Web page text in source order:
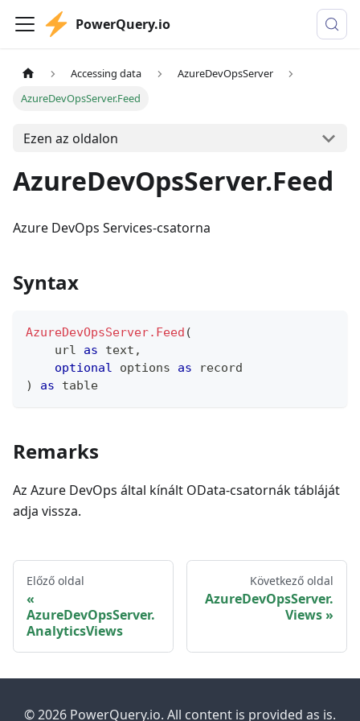
PowerQuery.io
Accessing data
AzureDevOpsServer
AzureDevOpsServer.Feed
Ezen az oldalon
AzureDevOpsServer.Feed
Azure DevOps Services-csatorna
Syntax
AzureDevOpsServer.Feed (
    url
as text ,
optional options as
record
)
as table
Remarks
Az Azure DevOps által kínált OData-csatornák tábláját
adja vissza.
Előző oldal
AzureDevOpsServer.
AnalyticsViews
Következő oldal
AzureDevOpsServer.
Views
© 2026 PowerQuery.io. All content is provided as is.